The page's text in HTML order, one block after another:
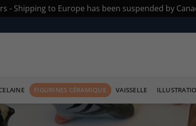
- Shipping to Europe has been suspended by
FIGURINES CÉRAMIQUE VAISSELLE